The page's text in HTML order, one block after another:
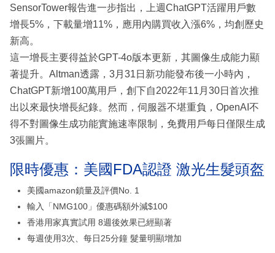
SensorTower報告進一步指出，上週ChatGPT活躍用戶數
增長5%，下載量增11%，應用內購買收入漲6%，均創歷史
新高。
這一增長主要得益於GPT-4o版本更新，其圖像生成能力顯
著提升。Altman透露，3月31日新功能發布後一小時內，
ChatGPT新增100萬用戶，創下自2022年11月30日首次推
出以來最快增長紀錄。然而，伺服器不堪重負，OpenAI不
得不對圖像生成功能實施速率限制，免費用戶每日僅限生成
3張圖片。
限時優惠：美國FDA認證 激光生髮頭盔
美國amazon鎖量及評價No. 1
輸入「NMG100」優惠碼額外減$100
香港用家真實試用 8週後效果已經顯著
每週使用3次、每日25分鐘 髮量明顯增加